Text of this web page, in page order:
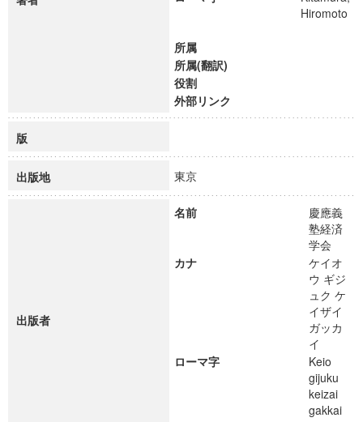
Hiromoto
所属
所属(翻訳)
役割
外部リンク
版
出版地 東京
出版者
名前
慶應義
塾経済
学会
カナ
ケイオ
ウ ギジ
ュク ケ
イザイ
ガッカ
イ
ローマ字
Keio
gijuku
keizai
gakkai